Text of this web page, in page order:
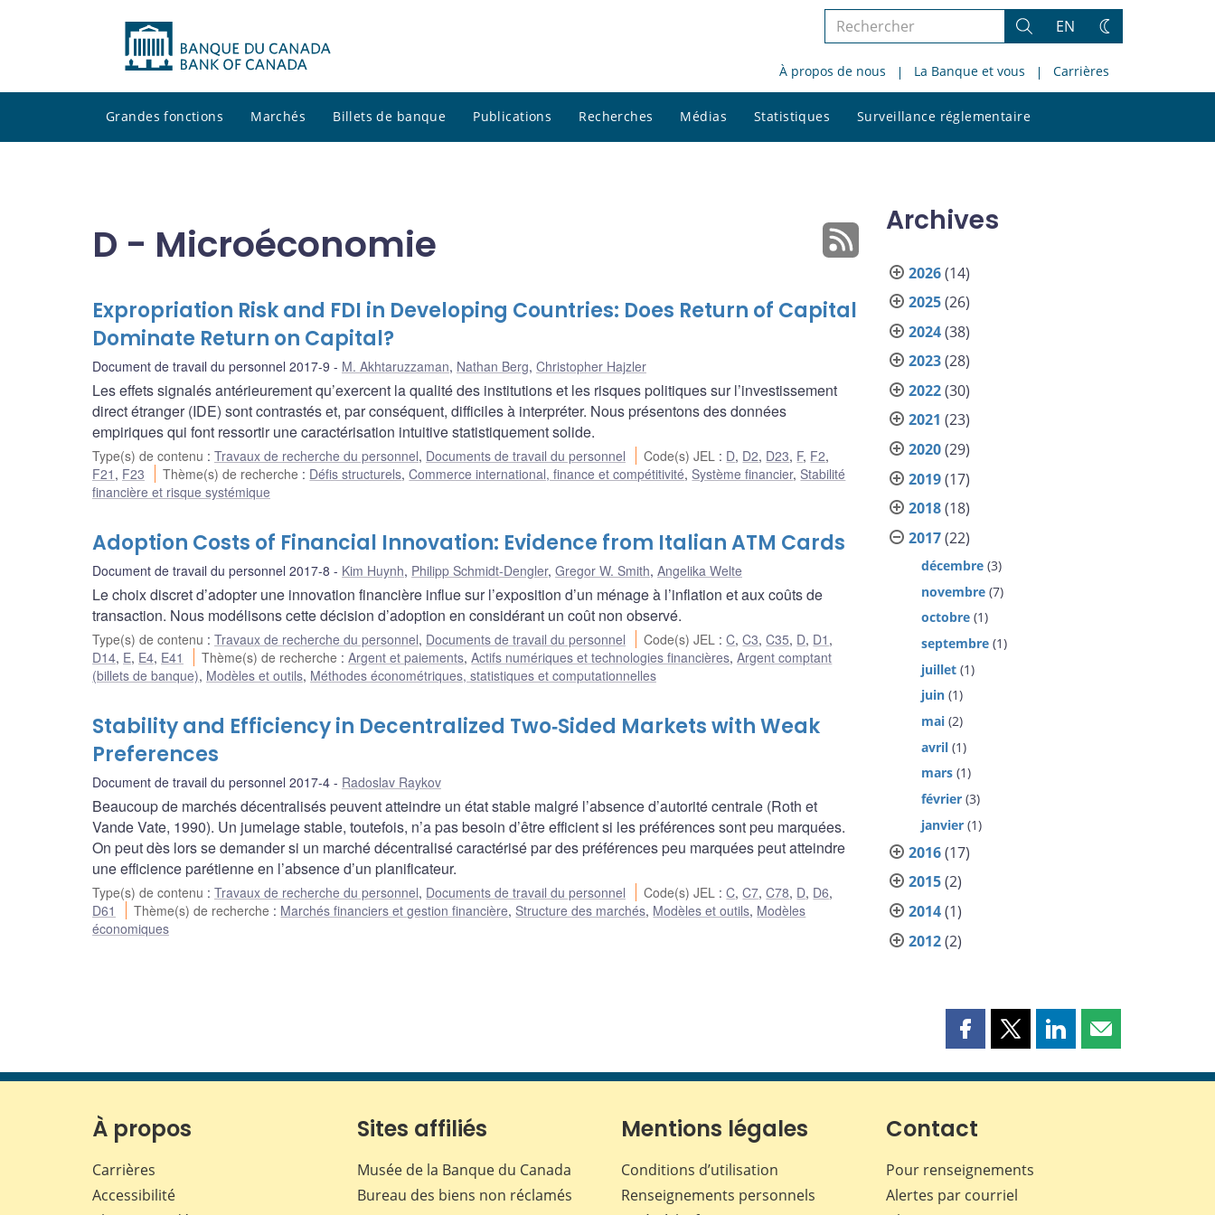
Rechercher
le
site
Rechercher
EN
Changez
thème
À propos de nous La Banque et vous Carrières
Grandes fonctions Marchés Billets de banque Publications Recherches Médias Statistiques Surveillance réglementaire
le
D - Microéconomie
Expropriation Risk and FDI in Developing Countries: Does Return of Capital
Dominate Return on Capital?
Document de travail du personnel 2017-9 M. Akhtaruzzaman, Nathan Berg, Christopher Hajzler
Les effets signalés antérieurement qu’exercent la qualité des institutions et les risques politiques sur l’investissement
direct étranger (IDE) sont contrastés et, par conséquent, difficiles à interpréter. Nous présentons des données
empiriques qui font ressortir une caractérisation intuitive statistiquement solide.
Type(s) de contenu : Travaux de recherche du personnel, Documents de travail du personnel Code(s) JEL : D, D2, D23, F, F2,
F21 , F23 Thème(s) de recherche : Défis structurels,Commerce international, finance et compétitivité, Système financier, Stabilité
financière et risque systémique
Adoption Costs of Financial Innovation: Evidence from Italian ATM Cards
Document de travail du personnel 2017-8 Kim Huynh, Philipp Schmidt-Dengler, Gregor W. Smith, Angelika Welte
Le choix discret d’adopter une innovation financière influe sur l’exposition d’un ménage à l’inflation et aux coûts de
transaction. Nous modélisons cette décision d’adoption en considérant un coût non observé.
Type(s) de contenu : Travaux de recherche du personnel, Documents de travail du personnel Code(s) JEL :C,C3,C35, D, D1 ,
D14, E, E4, E41 Thème(s) de recherche :Argent et paiements,Actifs numériques et technologies financières,Argent comptant
(billets de banque), Modèles et outils, Méthodes économétriques, statistiques et computationnelles
Stability and Efficiency in Decentralized Two‐Sided Markets with Weak
Preferences
Document de travail du personnel 2017-4 Radoslav Raykov
Beaucoup de marchés décentralisés peuvent atteindre un état stable malgré l’absence d’autorité centrale (Roth et
Vande Vate, 1990). Un jumelage stable, toutefois, n’a pas besoin d’être efficient si les préférences sont peu marquées.
On peut dès lors se demander si un marché décentralisé caractérisé par des préférences peu marquées peut atteindre
une efficience parétienne en l’absence d’un planificateur.
Type(s) de contenu : Travaux de recherche du personnel, Documents de travail du personnel Code(s) JEL :C,C7,C78, D, D6,
D61
Thème(s) de recherche : Marchés financiers et gestion financière, Structure des marchés, Modèles et outils, Modèles
économiques
Archives
2026(14)
2025(26)
2024(38)
2023(28)
2022(30)
2021 (23)
2020(29)
2019(17)
2018(18)
2017(22)
décembre (3)
novembre (7)
octobre (1)
septembre (1)
juillet (1)
juin (1)
mai (2)
avril (1)
mars (1)
février (3)
janvier (1)
2016(17)
2015(2)
2014(1)
2012(2)
Partager
page
Facebook
Partager
page
Partager
page
Partager
page
À propos
Carrières
Accessibilité
Sites affiliés
Musée de la Banque du Canada
Bureau des biens non réclamés
Mentions légales
Conditions d’utilisation
Renseignements personnels
Contact
Pour renseignements
Alertes par courriel